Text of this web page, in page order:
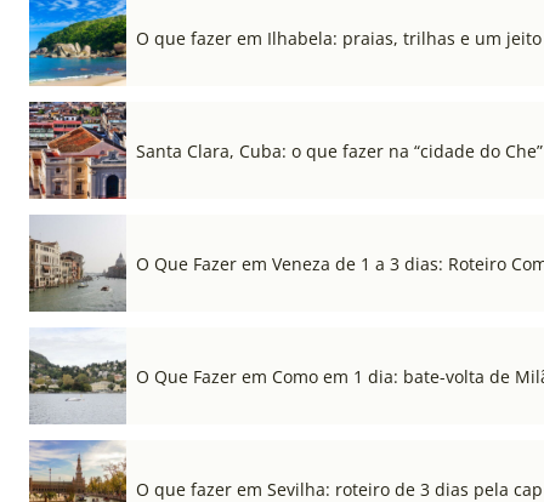
O que fazer em Ilhabela: praias, trilhas e um
Santa Clara, Cuba: o que fazer na “cidade do Che”
O Que Fazer em Veneza de 1 a 3 dias: Roteiro
O Que Fazer em Como em 1 dia: bate-volta de
O que fazer em Sevilha: roteiro de 3 dias pela